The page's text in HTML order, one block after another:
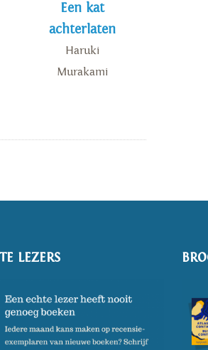
Een kat
achterlaten
Haruki
Murakami
LEZERS